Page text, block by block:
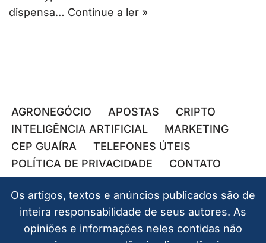
dispensa… Continue a ler »
AGRONEGÓCIO APOSTAS
CRIPTO
INTELIGÊNCIA ARTIFICIAL
MARKETING
CEP GUAÍRA
TELEFONES ÚTEIS
POLÍTICA DE PRIVACIDADE
CONTATO
Os artigos, textos e anúncios publicados são de
inteira responsabilidade de seus autores. As
opiniões e informações neles contidas não